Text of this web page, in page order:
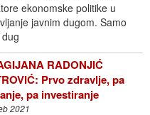
ekonomske politike u
javnim dugom. Samo
RADONJIĆ
Prvo zdravlje, pa
pa investiranje
2021